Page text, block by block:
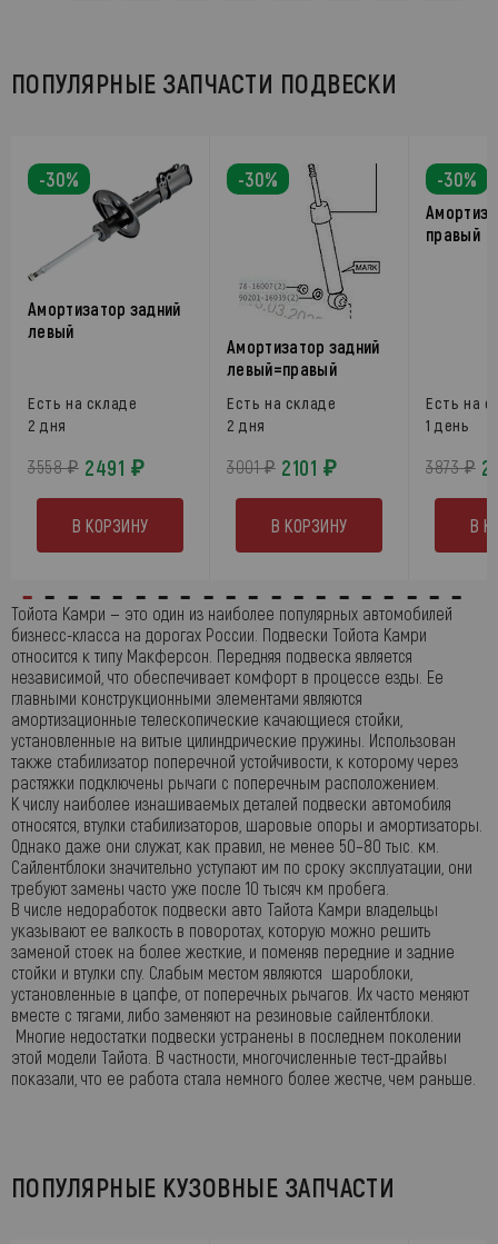
ПОПУЛЯРНЫЕ ЗАПЧАСТИ ПОДВЕСКИ
-30%
Амортизатор задний
левый
Есть на складе
2 дня
3558 ₽ 2491 ₽
В КОРЗИНУ
-30%
Амортизатор задний
левый=правый
Есть на складе
2 дня
3001 ₽ 2101 ₽
В КОРЗИНУ
-30%
правый
Есть на
1 день
3873 ₽
В
Тойота Камри — это один из наиболее популярных автомобилей
бизнесс-класса на дорогах России. Подвески Тойота Камри
относится к типу Макферсон. Передняя подвеска является
независимой, что обеспечивает комфорт в процессе езды. Ее
главными конструкционными элементами являются
амортизационные телескопические качающиеся стойки,
установленные на витые цилиндрические пружины. Использован
также стабилизатор поперечной устойчивости, к которому через
растяжки подключены рычаги с поперечным расположением.
К числу наиболее изнашиваемых деталей подвески автомобиля
относятся, втулки стабилизаторов, шаровые опоры и амортизаторы.
Однако даже они служат, как правил, не менее 50–80 тыс. км.
Сайлентблоки значительно уступают им по сроку эксплуатации, они
требуют замены часто уже после 10 тысяч км пробега.
В числе недоработок подвески авто Тайота Камри владельцы
указывают ее валкость в поворотах, которую можно решить
заменой стоек на более жесткие, и поменяв передние и задние
стойки и втулки спу. Слабым местом являются шароблоки,
установленные в цапфе, от поперечных рычагов. Их часто меняют
вместе с тягами, либо заменяют на резиновые сайлентблоки.
Многие недостатки подвески устранены в последнем поколении
этой модели Тайота. В частности, многочисленные тест-драйвы
показали, что ее работа стала немного более жестче, чем раньше.
ПОПУЛЯРНЫЕ КУЗОВНЫЕ ЗАПЧАСТИ